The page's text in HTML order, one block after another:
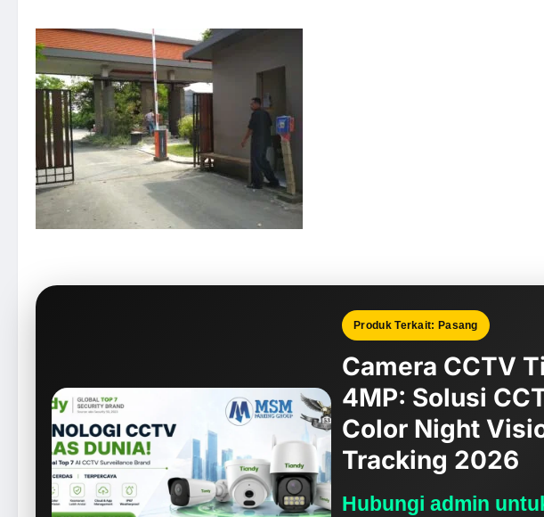
Produk Terkait: Pasang
Camera CCTV
4MP: Solusi
Color Night
Tracking 2026
Hubungi admin